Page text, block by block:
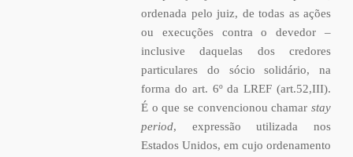
ordenada pelo juiz, de todas as ações
ou execuções contra o devedor –
inclusive daquelas dos credores
particulares do sócio solidário, na
forma do art. 6º da LREF (art.52,III).
É o que se convencionou chamar stay
period, expressão utilizada nos
Estados Unidos, em cujo ordenamento